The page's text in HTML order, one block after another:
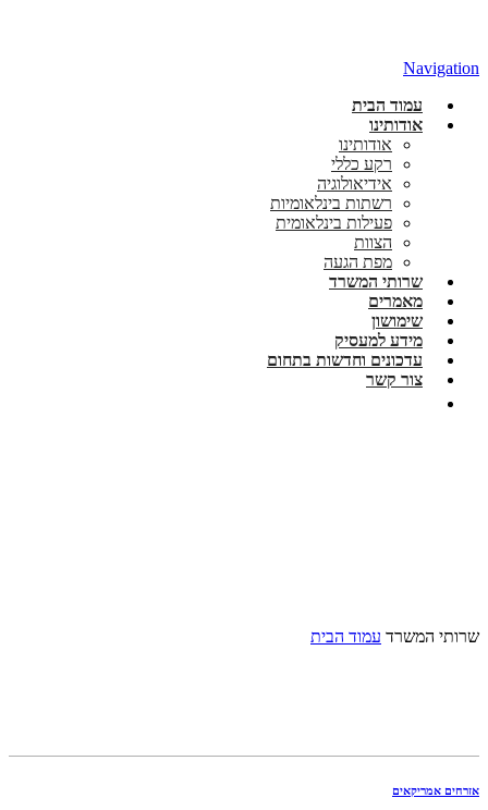
Navigation
עמוד הבית
אודותינו
אודותינו
רקע כללי
אידיאולוגיה
רשתות בינלאומיות
פעילות בינלאומית
הצוות
מפת הגעה
שרותי המשרד
מאמרים
שימושון
מידע למעסיק
עדכונים וחדשות בתחום
צור קשר
שרותי המשרד עמוד הבית
אזרחים אמריקאים